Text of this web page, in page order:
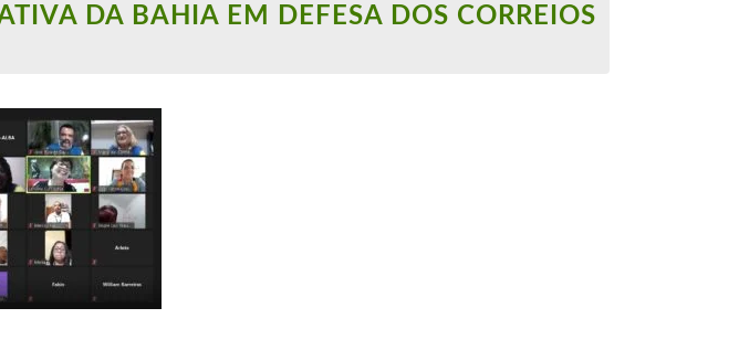
DA BAHIA EM DEFESA DOS CORREIOS